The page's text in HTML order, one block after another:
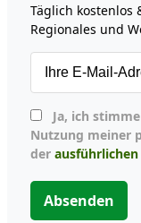
Täglich
Regionales und
Nutzung meiner
der
Absenden